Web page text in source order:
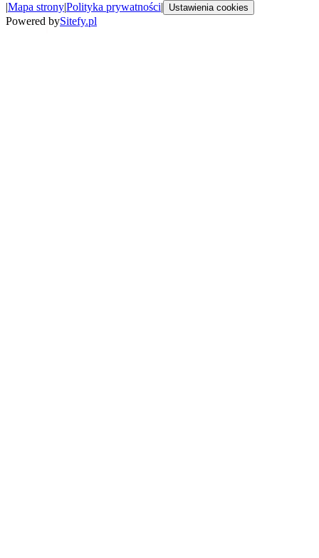
|Mapa strony|Polityka prywatności| Ustawienia cookies
Powered bySitefy.pl